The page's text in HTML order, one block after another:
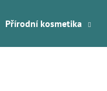
Přírodní kosmetika